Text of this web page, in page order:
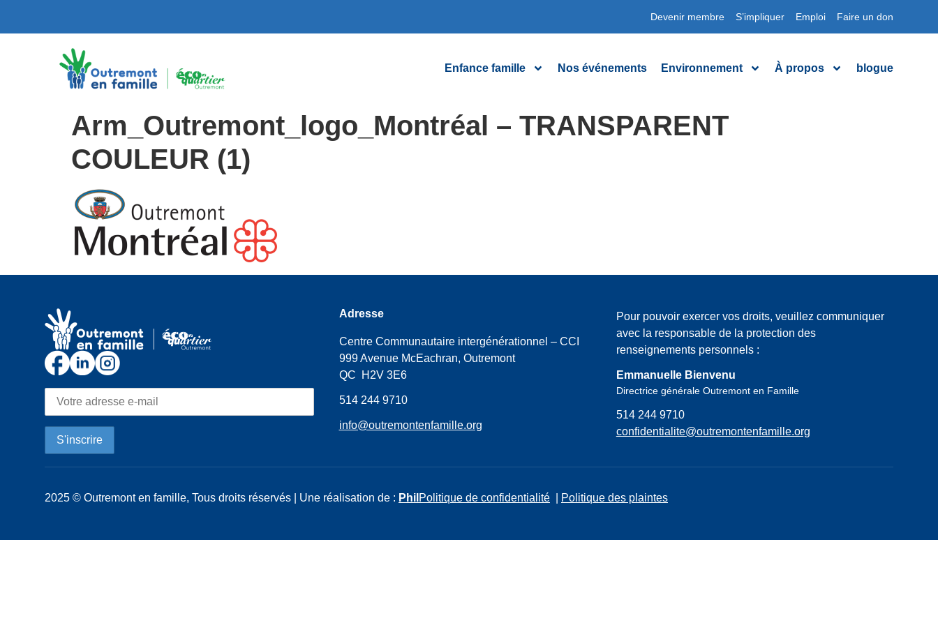
Devenir membre S’impliquer Emploi Faire un don
Enfance famille Nos événements Environnement À propos blogue
Arm_Outremont_logo_Montréal – TRANSPARENT
COULEUR (1)
Adresse
Centre Communautaire intergénérationnel – CCI
999 Avenue McEachran, Outremont
QC H2V 3E6
514 244 9710
info@outremontenfamille.org
Pour pouvoir exercer vos droits, veuillez communiquer
avec la responsable de la protection des
renseignements personnels :
Emmanuelle Bienvenu
Directrice générale Outremont en Famille
514 244 9710
confidentialite@outremontenfamille.org
2025 © Outremont en famille, Tous droits réservés | Une réalisation de : Phil Politique de confidentialité Politique des plaintes